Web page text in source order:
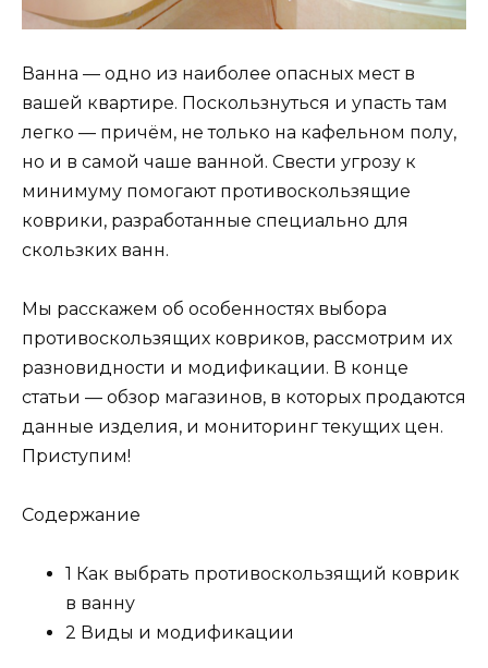
Ванна — одно из наиболее опасных мест в
вашей квартире. Поскользнуться и упасть там
легко — причём, не только на кафельном полу,
но и в самой чаше ванной. Свести угрозу к
минимуму помогают противоскользящие
коврики, разработанные специально для
скользких ванн.
Мы расскажем об особенностях выбора
противоскользящих ковриков, рассмотрим их
разновидности и модификации. В конце
статьи — обзор магазинов, в которых продаются
данные изделия, и мониторинг текущих цен.
Приступим!
Содержание
1 Как выбрать противоскользящий коврик
в ванну
2 Виды и модификации